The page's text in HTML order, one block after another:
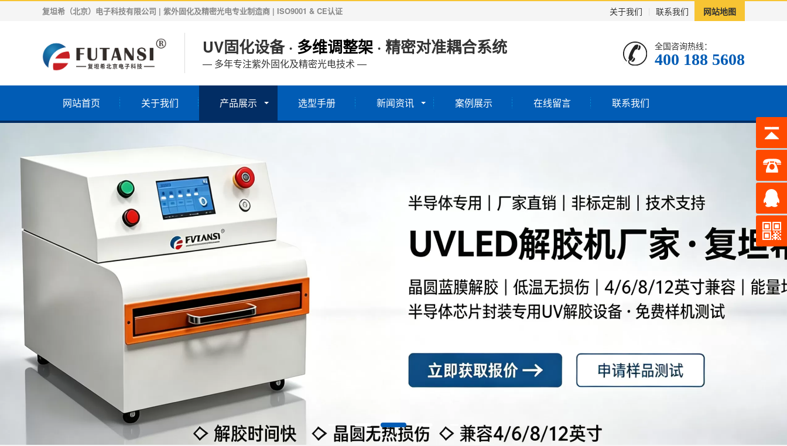
关于我们 联系我们 网站地图
复坦希（北京）电子科技有限公司 | 紫外固化及精密光电专业制造商 | ISO9001 & CE认证
UV固化设备 · 多维调整架· 精密对准耦合系统
— 多年专注紫外固化及精密光电技术 —
全国咨询热线：
400 188 5608
网站首页 关于我们 产品展示 选型手册 新闻资讯 案例展示 在线留言 联系我们